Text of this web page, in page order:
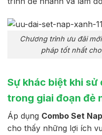
Chương trình ưu đãi
pháp tốt nhất
Sự khác biệt khi sử
trong giai đoạn đẻ
Áp dụng Combo Set Nap
cho thấy những lợi ích